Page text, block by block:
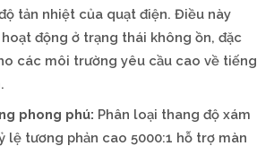
tản nhiệt của quạt điện. Điều này
động ở trạng thái không ồn, đặc
các môi trường yêu cầu cao về tiếng
phong phú: Phân loại thang độ xám
lệ tương phản cao 5000:1 hỗ trợ màn